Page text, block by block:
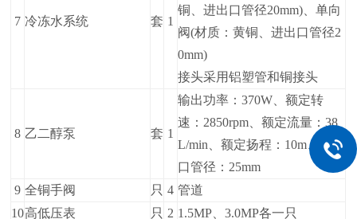
7 冷冻水系统 套 1
铜、进出口管径20mm)、单向
阀(材质：黄铜、进出口管径2
0mm)
接头采用铝塑管和铜接头
8 乙二醇泵 套 1
输出功率：370W、额定转
速：2850rpm、额定流量：38
L/min、额定扬程：10m、进出
口管径：25mm
9 全铜手阀 只 4 管道
10高低压表 只 2 1.5MP、3.0MP各一只